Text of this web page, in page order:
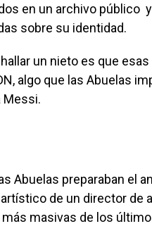
en un archivo público
sobre su identidad.
un nieto es que
algo que las Abuelas
Messi.
Abuelas preparaban el
de un director de
masivas de los